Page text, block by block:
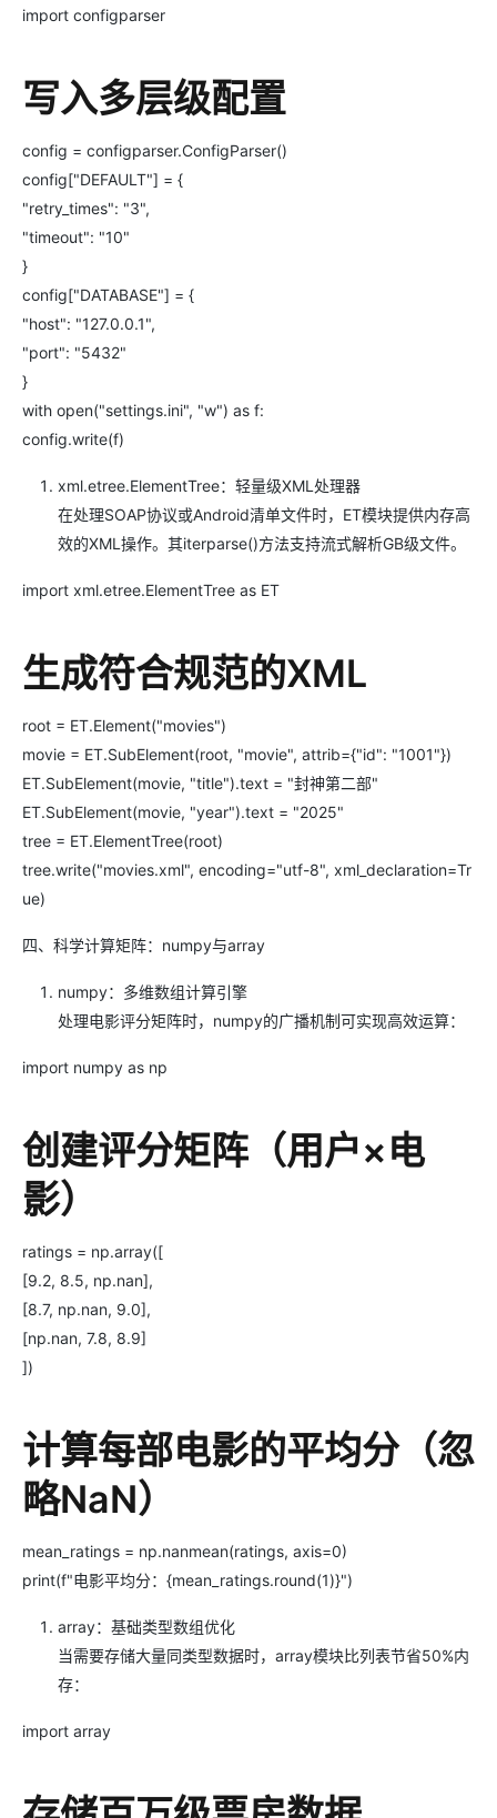
import configparser
写入多层级配置
config = configparser.ConfigParser()
config["DEFAULT"] = {
"retry_times": "3",
"timeout": "10"
}
config["DATABASE"] = {
"host": "127.0.0.1",
"port": "5432"
}
with open("settings.ini", "w") as f:
config.write(f)
xml.etree.ElementTree：轻量级XML处理器
在处理SOAP协议或Android清单文件时，ET模块提供内存高
效的XML操作。其iterparse()方法支持流式解析GB级文件。
import xml.etree.ElementTree as ET
生成符合规范的XML
root = ET.Element("movies")
movie = ET.SubElement(root, "movie", attrib={"id": "1001"})
ET.SubElement(movie, "title").text = "封神第二部"
ET.SubElement(movie, "year").text = "2025"
tree = ET.ElementTree(root)
tree.write("movies.xml", encoding="utf-8", xml_declaration=Tr
ue)
四、科学计算矩阵：numpy与array
numpy：多维数组计算引擎
处理电影评分矩阵时，numpy的广播机制可实现高效运算：
import numpy as np
创建评分矩阵（用户×电
影）
ratings = np.array([
[9.2, 8.5, np.nan],
[8.7, np.nan, 9.0],
[np.nan, 7.8, 8.9]
])
计算每部电影的平均分（忽
略NaN）
mean_ratings = np.nanmean(ratings, axis=0)
print(f"电影平均分：{mean_ratings.round(1)}")
array：基础类型数组优化
当需要存储大量同类型数据时，array模块比列表节省50%内
存：
import array